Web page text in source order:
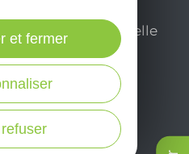
newsletter mensuelle
pour profiter
en Aveyron.
ici
et fermer